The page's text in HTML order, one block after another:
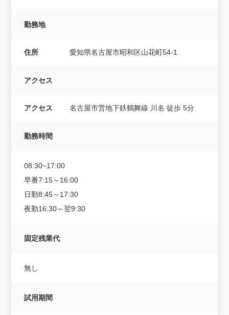
勤務地
住所 愛知県名古屋市昭和区山花町54-1
アクセス
アクセス 名古屋市営地下鉄鶴舞線 川名 徒歩 5分
勤務時間
08:30~17:00
早番7:15～16:00
日勤8:45～17:30
夜勤16:30～翌9:30
固定残業代
無し
試用期間